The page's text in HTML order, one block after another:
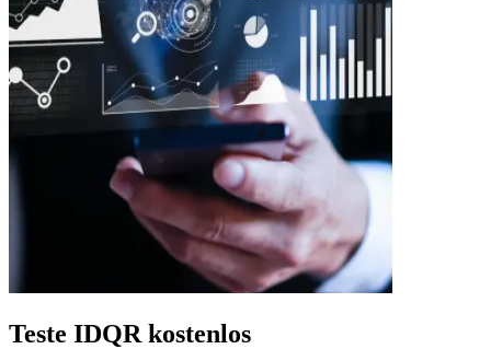
Teste IDQR kostenlos